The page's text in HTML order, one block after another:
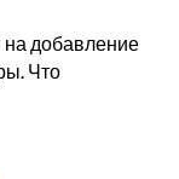
добавление
Что